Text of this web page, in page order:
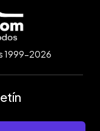
1999-2026